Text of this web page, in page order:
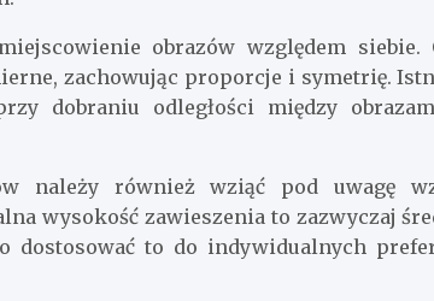
obrazów względem siebie.
zachowując proporcje i symetrię.
dobraniu odległości między
należy również wziąć pod uwagę
wysokość zawieszenia to zazwyczaj
dostosować to do indywidualnych